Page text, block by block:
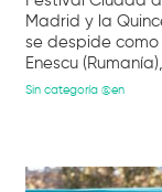
Madrid y la
se despide
Enescu
Sin categoría @en